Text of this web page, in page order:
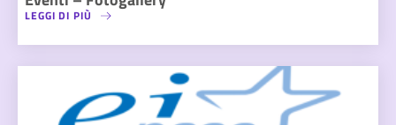
LEGGI DI PIÙ